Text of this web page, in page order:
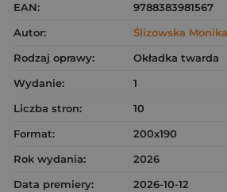
EAN:
9788383981567
Autor:
Ślizowska Monika
Rodzaj oprawy:
Okładka twarda
Wydanie:
1
Liczba stron:
10
Format:
200x190
Rok wydania:
2026
Data premiery:
2026-10-12